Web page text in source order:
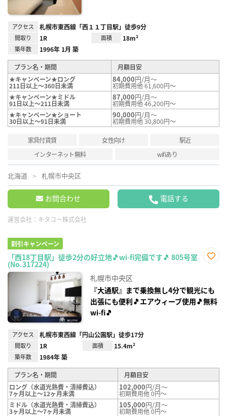
アクセス 札幌市東西線「西１１丁目駅」徒歩9分
間取り 1R 面積 18m²
築年数 1996年 1月 築
プラン名・期間
月額目安
★キャンペーン★ロング
211日以上～360日未満
84,000円/月～
初期費用他 61,600円～
★キャンペーン★ミドル
91日以上～211日未満
87,000円/月～
初期費用他 46,200円～
★キャンペーン★ショート
30日以上～91日未満
90,000円/月～
初期費用他 30,800円～
家具付賃貸 女性向け
駅近
インターネット無料
wifiあり
北海道 札幌市中央区
お問合わせ 電話する
運営会社： キタコー株式会社
割引キャンペーン
「西18丁目駅」徒歩2分の好立地🎵wi-fi完備です🎵 805号室
(No.317224)
録
札幌市中央区
『大通駅』まで乗換無し4分で観光にも
出張にも便利🎵エアウィーブ使用🎵無料
wi-fi🎵
アクセス 札幌市東西線「円山公園駅」徒歩17分
間取り 1R 面積 15.4m²
築年数 1984年 築
プラン名・期間
月額目安
ロング（水道光熱費・清掃費込）
7ヶ月以上～12ヶ月未満
102,000円/月～
初期費用他 0円～
ミドル（水道光熱費・清掃費込）
3ヶ月以上～7ヶ月未満
105,000円/月～
初期費用他 0円～